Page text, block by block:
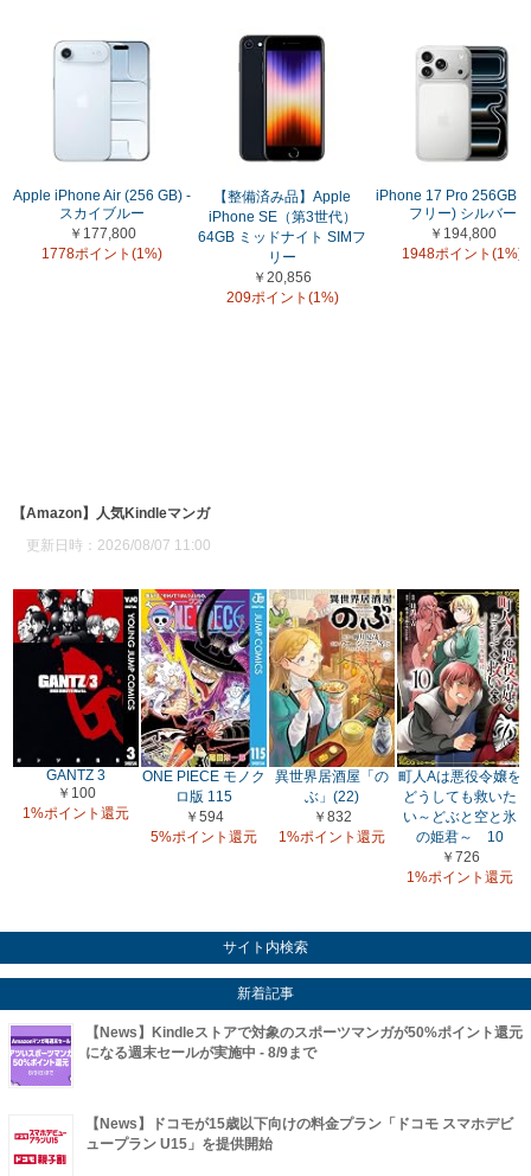
Apple iPhone Air (256 GB) -
スカイブルー
￥177,800
1778ポイント(1%)
【整備済み品】Apple
iPhone SE（第3世代）
64GB ミッドナイト SIMフ
リー
￥20,856
209ポイント(1%)
iPhone 17 Pro 256GB
フリー) シルバー
￥194,800
1948ポイント(1%)
【Amazon】人気Kindleマンガ
更新日時：2026/08/07 11:00
GANTZ 3
￥100
1%ポイント還元
ONE PIECE モノク
ロ版 115
￥594
5%ポイント還元
異世界居酒屋「の
ぶ」(22)
￥832
1%ポイント還元
町人Aは悪役令嬢を
どうしても救いた
い～どぶと空と氷
の姫君～ 10
￥726
1%ポイント還元
サイト内検索
新着記事
【News】Kindleストアで対象のスポーツマンガが50%ポイント還元
になる週末セールが実施中 - 8/9まで
【News】ドコモが15歳以下向けの料金プラン「ドコモ スマホデビ
ュープラン U15」を提供開始